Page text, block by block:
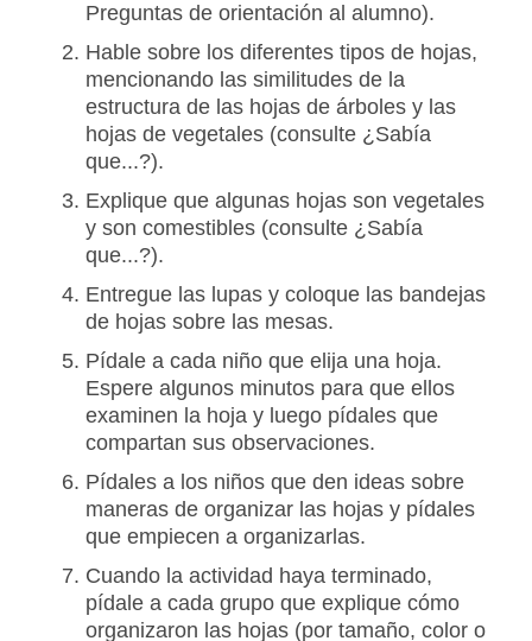
Preguntas de orientación al alumno).
Hable sobre los diferentes tipos de hojas,
mencionando las similitudes de la
estructura de las hojas de árboles y las
hojas de vegetales (consulte ¿Sabía
que...?).
Explique que algunas hojas son vegetales
y son comestibles (consulte ¿Sabía
que...?).
Entregue las lupas y coloque las bandejas
de hojas sobre las mesas.
Pídale a cada niño que elija una hoja.
Espere algunos minutos para que ellos
examinen la hoja y luego pídales que
compartan sus observaciones.
Pídales a los niños que den ideas sobre
maneras de organizar las hojas y pídales
que empiecen a organizarlas.
Cuando la actividad haya terminado,
pídale a cada grupo que explique cómo
organizaron las hojas (por tamaño, color o